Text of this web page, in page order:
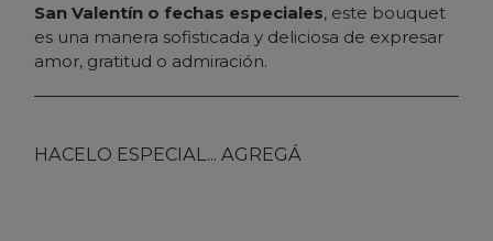
San Valentín o fechas especiales, este bouquet
es una manera sofisticada y deliciosa de expresar
amor, gratitud o admiración.
HACELO ESPECIAL... AGREGÁ